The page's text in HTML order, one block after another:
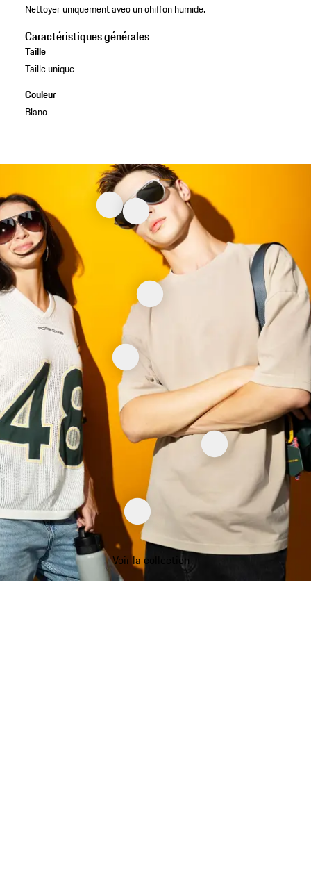
Nettoyer uniquement avec un chiffon humide.
Caractéristiques générales
Taille
Taille unique
Couleur
Blanc
Voir la collection